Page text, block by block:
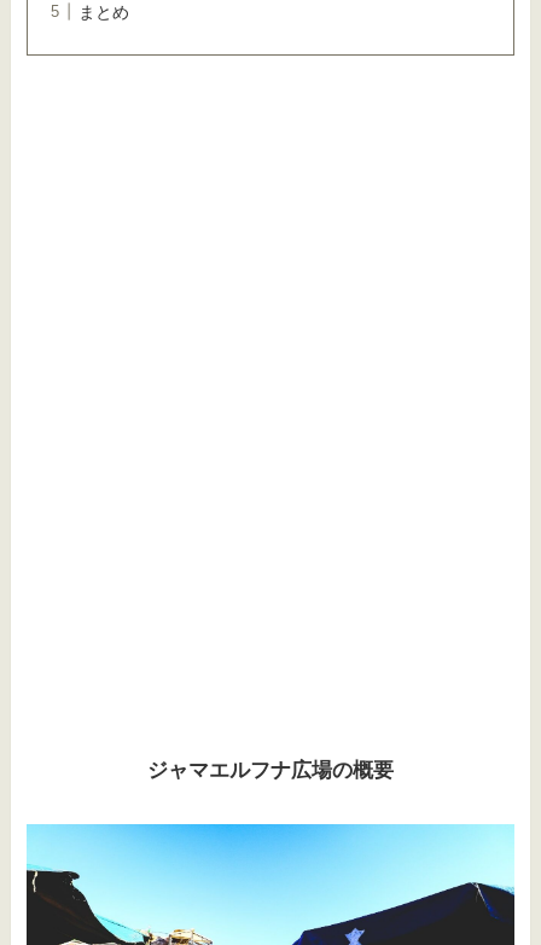
まとめ
ジャマエルフナ広場の概要